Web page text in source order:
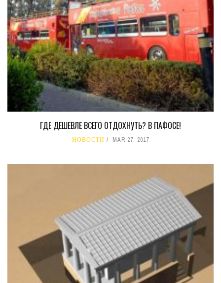
ГДЕ ДЕШЕВЛЕ ВСЕГО ОТДОХНУТЬ? В ПАФОСЕ!
НОВОСТИ MAR 27, 2017